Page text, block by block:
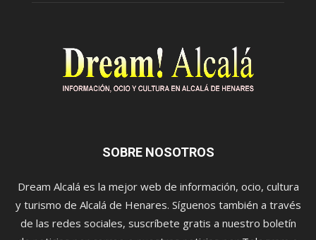
SOBRE NOSOTROS
Dream Alcalá es la mejor web de información, ocio, cultura
y turismo de Alcalá de Henares. Síguenos también a través
de las redes sociales, suscríbete gratis a nuestro boletín